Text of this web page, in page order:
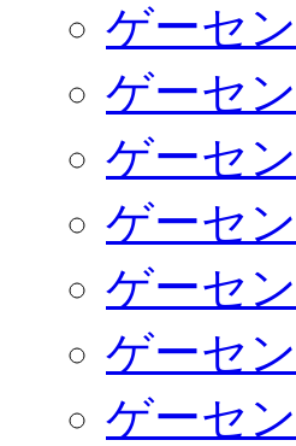
ゲーセ
ゲーセ
ゲーセ
ゲーセ
ゲーセ
ゲーセ
ゲーセ